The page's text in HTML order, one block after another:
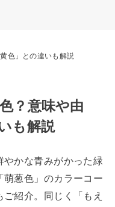
色」との違いも解説
？意味や由
も解説
やかな青みがかった緑
葱色」のカラーコー
紹介。同じく「もえ